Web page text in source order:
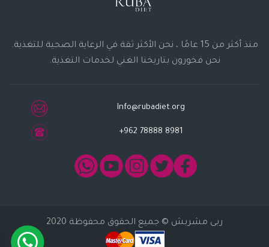
منذ أكثر من 15 عامًا ، نحن الأكثر ثقة في الرعاية الصحية للتغذية.
نحن فخورون بتاريخنا الغني لخدمات التغذية.
Info@rubadiet.org
+962 78888 8981
ربى مشربش © جميع الحقوق محفوظة 2020